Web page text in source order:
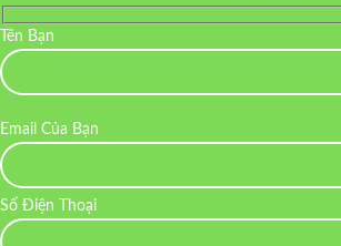
Tên Bạn
Email Của Bạn
Số Điện Thoại